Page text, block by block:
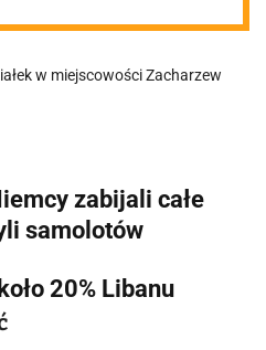
w miejscowości Zacharzew
zabijali całe
samolotów
20% Libanu